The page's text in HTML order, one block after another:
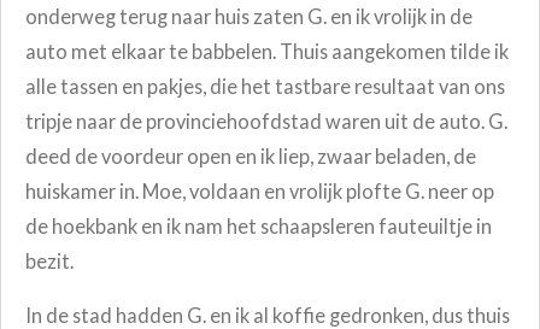
onderweg terug naar huis zaten G. en ik vrolijk in de
auto met elkaar te babbelen. Thuis aangekomen tilde ik
alle tassen en pakjes, die het tastbare resultaat van ons
tripje naar de provinciehoofdstad waren uit de auto. G.
deed de voordeur open en ik liep, zwaar beladen, de
huiskamer in. Moe, voldaan en vrolijk plofte G. neer op
de hoekbank en ik nam het schaapsleren fauteuiltje in
bezit.
In de stad hadden G. en ik al koffie gedronken, dus thuis